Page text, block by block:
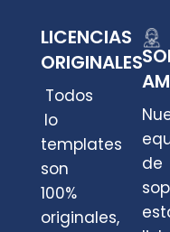
LICENCIAS
ORIGINALES
Todos
lo
templates
son
100%
originales,
de